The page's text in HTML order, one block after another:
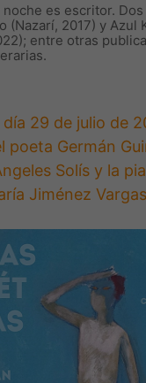
noche es escritor.
(Nazarí, 2017) y Azul
entre otras
29 de julio de
poeta Germán
Solís y la
Jiménez Vargas